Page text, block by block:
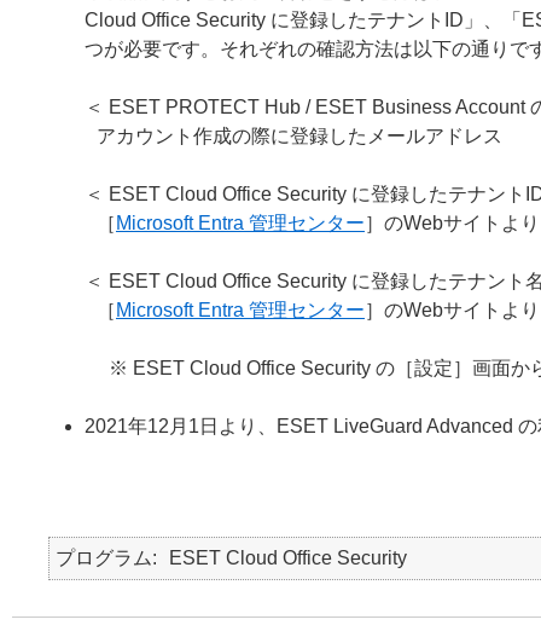
Cloud Office Security に登録したテナントID」、「
つが必要です。それぞれの確認方法は以下の通りで
＜ ESET PROTECT Hub / ESET Business Account
アカウント作成の際に登録したメールアドレス
＜ ESET Cloud Office Security に登録したテナント
［ Microsoft Entra 管理センター］のWebサイトよ
＜ ESET Cloud Office Security に登録したテナント
［ Microsoft Entra 管理センター］のWebサイトよ
※ ESET Cloud Office Security の［設定］画面か
2021年12月1日より、ESET LiveGuard Advanced
プログラム ESET Cloud Office Security